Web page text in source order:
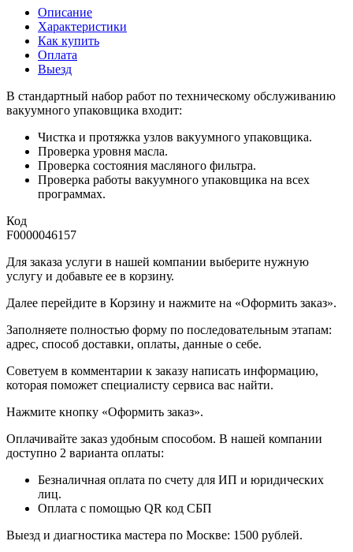
Описание
Характеристики
Как купить
Оплата
Выезд
В стандартный набор работ по техническому обслуживанию
вакуумного упаковщика входит:
Чистка и протяжка узлов вакуумного упаковщика.
Проверка уровня масла.
Проверка состояния масляного фильтра.
Проверка работы вакуумного упаковщика на всех
программах.
Код
F0000046157
Для заказа услуги в нашей компании выберите нужную
услугу и добавьте ее в корзину.
Далее перейдите в Корзину и нажмите на «Оформить заказ».
​​​​​​​Заполняете полностью форму по последовательным этапам:
адрес, способ доставки, оплаты, данные о себе.
​​​​​​​Советуем в комментарии к заказу написать информацию,
которая поможет специалисту сервиса вас найти.
​​​​​​​Нажмите кнопку «Оформить заказ».
Оплачивайте заказ удобным способом. В нашей компании
доступно 2 варианта оплаты:
Безналичная оплата по счету для ИП и юридических
лиц.
Оплата с помощью QR код СБП
Выезд и диагностика мастера по Москве: 1500 рублей.